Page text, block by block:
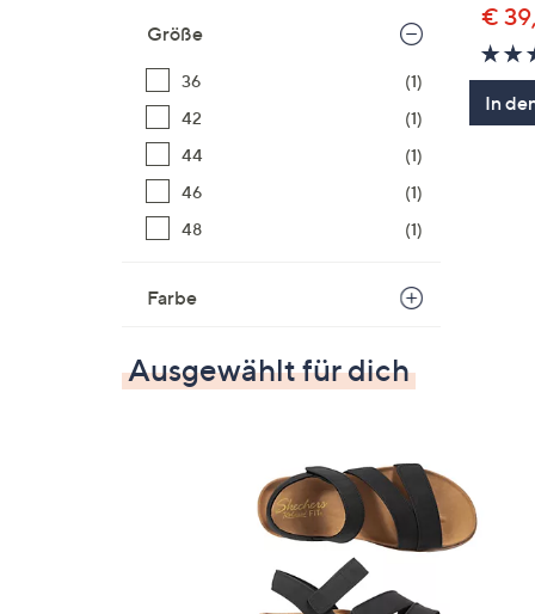
Größe
36
(1)
42
(1)
44
(1)
46
(1)
48
(1)
Farbe
€
In
Ausgewählt für dich